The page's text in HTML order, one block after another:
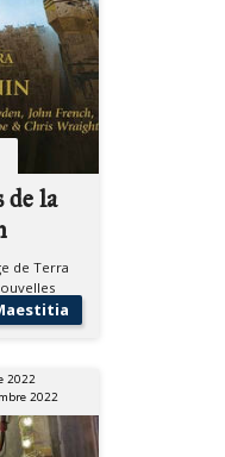
la
de Terra
2022
2022